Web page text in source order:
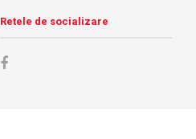
Retele de socializare